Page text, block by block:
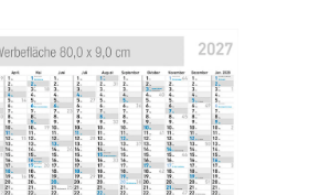
Zum Merkzettel hinzufügen